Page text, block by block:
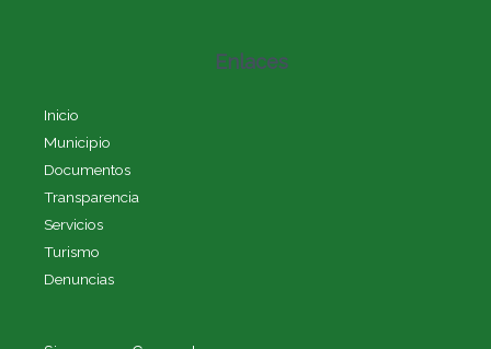
Enlaces
Inicio
Municipio
Documentos
Transparencia
Servicios
Turismo
Denuncias